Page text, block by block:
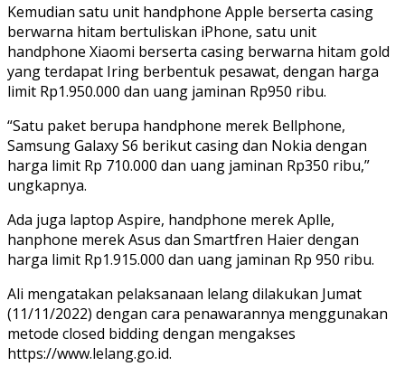
Kemudian satu unit handphone Apple berserta casing
berwarna hitam bertuliskan iPhone, satu unit
handphone Xiaomi berserta casing berwarna hitam gold
yang terdapat Iring berbentuk pesawat, dengan harga
limit Rp1.950.000 dan uang jaminan Rp950 ribu.
“Satu paket berupa handphone merek Bellphone,
Samsung Galaxy S6 berikut casing dan Nokia dengan
harga limit Rp 710.000 dan uang jaminan Rp350 ribu,”
ungkapnya.
Ada juga laptop Aspire, handphone merek Aplle,
hanphone merek Asus dan Smartfren Haier dengan
harga limit Rp1.915.000 dan uang jaminan Rp 950 ribu.
Ali mengatakan pelaksanaan lelang dilakukan Jumat
(11/11/2022) dengan cara penawarannya menggunakan
metode closed bidding dengan mengakses
https://www.lelang.go.id.